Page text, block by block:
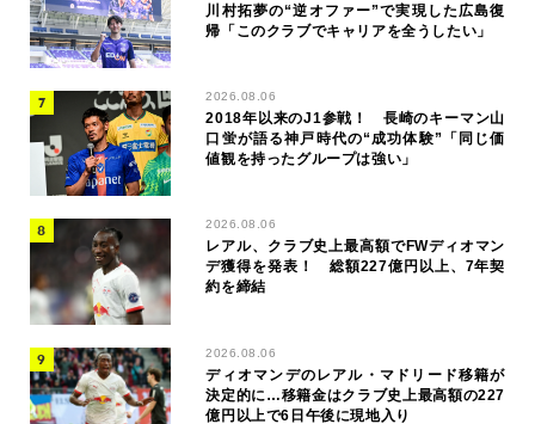
川村拓夢の“逆オファー”で実現した広島復
帰「このクラブでキャリアを全うしたい」
2026.08.06
2018年以来のJ1参戦！ 長崎のキーマン山
口蛍が語る神戸時代の“成功体験”「同じ価
値観を持ったグループは強い」
2026.08.06
レアル、クラブ史上最高額でFWディオマン
デ獲得を発表！ 総額227億円以上、7年契
約を締結
2026.08.06
ディオマンデのレアル・マドリード移籍が
決定的に…移籍金はクラブ史上最高額の227
億円以上で6日午後に現地入り